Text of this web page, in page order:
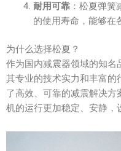
耐用可靠：松夏弹簧
的使用寿命，能够在
为什么选择松夏？
作为国内减震器领域的知
其专业的技术实力和丰富
了高效、可靠的减震解决
机的运行更加稳定、安静，